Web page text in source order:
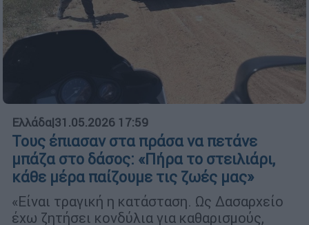
Ελλάδα|31.05.2026 17:59
Τους έπιασαν στα πράσα να πετάνε
μπάζα στο δάσος: «Πήρα το στειλιάρι,
κάθε μέρα παίζουμε τις ζωές μας»
«Είναι τραγική η κατάσταση. Ως Δασαρχείο
έχω ζητήσει κονδύλια για καθαρισμούς,